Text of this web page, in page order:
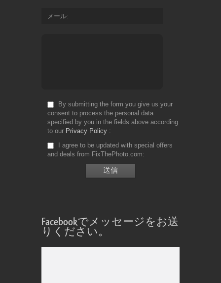
メール
By submitting the form you give us your
consent to process the personal data
specified by you in the fields above according
to our Privacy Policy
I agree to be updated with special offers
and deals from FixThePhoto.com
Facebookでメッセージをお送
りください。